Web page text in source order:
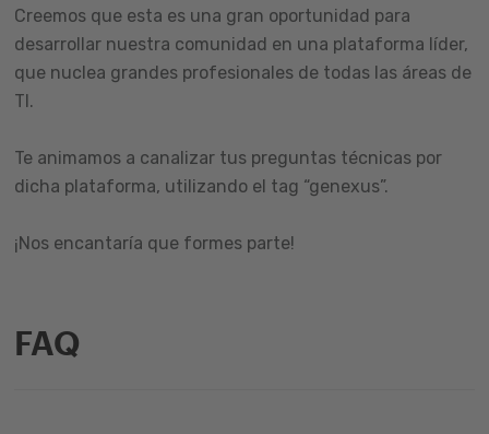
Creemos que esta es una gran oportunidad para
desarrollar nuestra comunidad en una plataforma líder,
que nuclea grandes profesionales de todas las áreas de
TI.
Te animamos a canalizar tus preguntas técnicas por
dicha plataforma, utilizando el tag “genexus”.
¡Nos encantaría que formes parte!
FAQ